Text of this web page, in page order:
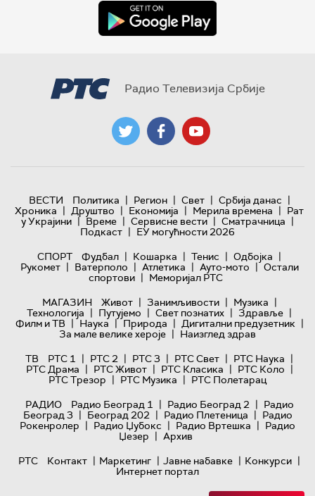
Радио Телевизија Србије
ВЕСТИ Политика | Регион | Свет | Србија данас |
Хроника | Друштво | Економија | Мерила времена | Рат
у Украјини | Време | Сервисне вести | Сматрачница |
Подкаст | ЕУ могућности 2026
СПОРТ
Фудбал | Кошарка | Тенис | Одбојка |
Рукомет | Ватерполо | Атлетика | Ауто-мото | Остали
спортови | Меморијал РТС
МАГАЗИН
Живот | Занимљивости | Музика |
Технологијa | Путујемо | Свет познатих | Здравље |
Филм и ТВ | Наука | Природа | Дигитални предузетник |
За мале велике хероје | Наизглед здрав
ТВ
РТС 1 | РТС 2 | РТС 3 | РТС Свет | РТС Наука |
РТС Драма | РТС Живот | РТС Класика | РТС Коло |
РТС Трезор | РТС Музика | РТС Полетарац
РАДИО
Радио Београд 1 | Радио Београд 2 | Радио
Београд 3 | Београд 202 | Радио Плетеница | Радио
Рокенролер | Радио Џубокс | Радио Вртешка | Радио
Џезер | Архив
РТС
Контакт | Маркетинг | Јавне набавке | Конкурси |
Интернет портал